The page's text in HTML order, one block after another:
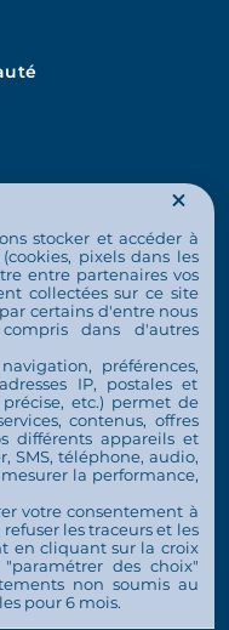
stocker et accéder à
pixels dans les
entre partenaires vos
collectées sur ce site
certains d'entre nous
dans d'autres
préférences,
IP, postales et
etc.) permet de
contenus, offres
différents appareils et
SMS, téléphone, audio,
la performance,
votre consentement à
les traceurs et les
en cliquant sur la croix
des choix"
non soumis au
pour 6 mois.